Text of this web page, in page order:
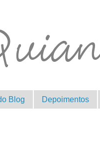
Blog Depoimentos